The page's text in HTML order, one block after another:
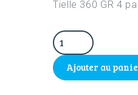
Tielle 360 GR 4
Ajouter au